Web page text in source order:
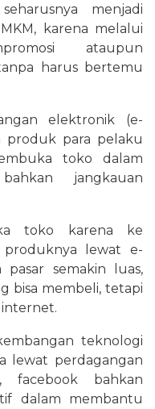
menjadi
karena melalui
ataupun
harus bertemu
elektronik (e-
produk para pelaku
toko dalam
jangkauan
toko karena ke
lewat e-
pasar semakin luas,
bisa membeli, tetapi
internet.
teknologi
lewat perdagangan
facebook bahkan
dalam membantu